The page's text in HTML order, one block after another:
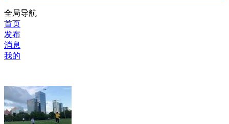
全局导航
首页
发布
消息
我的